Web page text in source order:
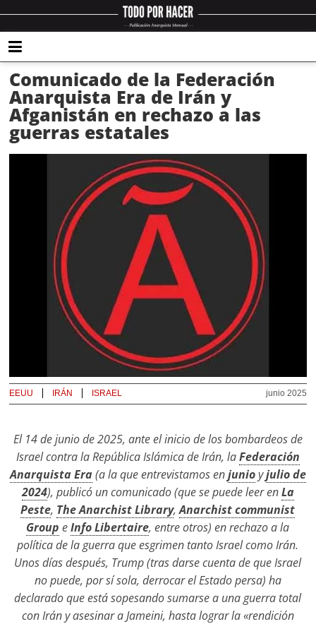
Comunicado de la Federación
Anarquista Era de Irán y
Afganistán en rechazo a las
guerras estatales
junio 2025
EEUU IRÁN ISRAEL
El 14 de junio de 2025, ante el inicio de los bombardeos de
Israel contra la República Islámica de Irán, laFederación
Anarquista Era(a la que entrevistamos enjunioyjulio de
2024), publicó un comunicado (que se puede leer enLa
Peste, The Anarchist Library,Anarchist communist
Group eInfo Libertaire, entre otros) en rechazo a la
política de la guerra que esgrimen tanto Israel como Irán.
Unos días después, Trump (tras darse cuenta de que Israel
no puede, por sí sola, derrocar el Estado persa) ha
declarado que está sopesando sumarse a una guerra total
con Irán y asesinar a Jameini, hasta lograr la «rendición